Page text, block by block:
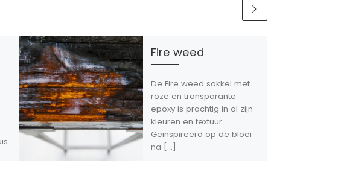
Fire weed
De Fire weed sokkel met
roze en transparante
epoxy is prachtig in al zijn
kleuren en textuur.
Geïnspireerd op de bloei
na […]